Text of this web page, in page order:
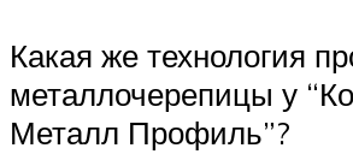
Какая же технология
металлочерепицы у
Металл Профиль”?